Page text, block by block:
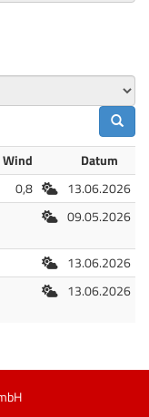
Wind
Datum
0,8 Freiluft
13.06.2026
Freiluft
09.05.2026
Freiluft
13.06.2026
Freiluft
13.06.2026